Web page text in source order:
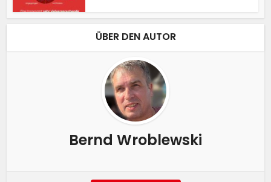
ÜBER DEN AUTOR
Bernd Wroblewski